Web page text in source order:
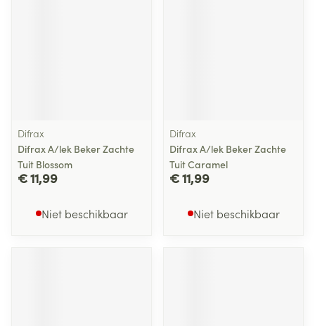
Difrax
Difrax A/lek Beker Zachte
Tuit Blossom
€ 11,99
Niet beschikbaar
Difrax
Difrax A/lek Beker Zachte
Tuit Caramel
€ 11,99
Niet beschikbaar